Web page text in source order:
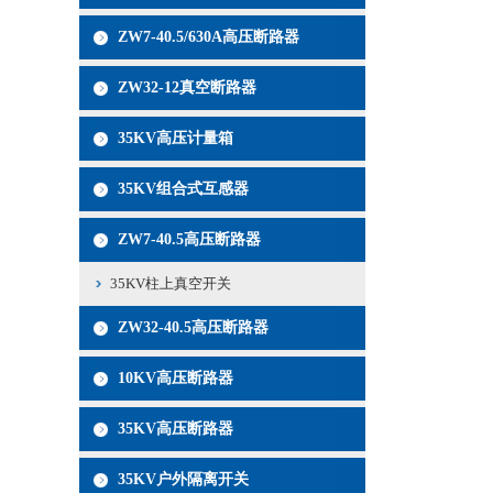
ZW7-40.5/630A高压断路器
ZW32-12真空断路器
35KV高压计量箱
35KV组合式互感器
ZW7-40.5高压断路器
35KV柱上真空开关
ZW32-40.5高压断路器
10KV高压断路器
35KV高压断路器
35KV户外隔离开关